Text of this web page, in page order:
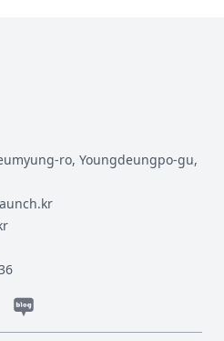
ro, Youngdeungpo-gu,
Naver